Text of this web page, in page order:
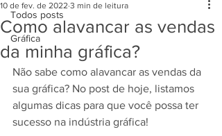
Todos posts
Gráfica
Como alavancar as vendas
da minha gráfica?
10 de fev. de 2022 3 min de leitura
Não sabe como alavancar as vendas da
sua gráfica? No post de hoje, listamos
algumas dicas para que você possa ter
sucesso na indústria gráfica!